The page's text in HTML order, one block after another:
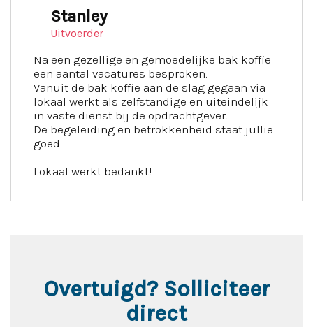
Stanley
Uitvoerder
Na een gezellige en gemoedelijke bak koffie
een aantal vacatures besproken.
Vanuit de bak koffie aan de slag gegaan via
lokaal werkt als zelfstandige en uiteindelijk
in vaste dienst bij de opdrachtgever.
De begeleiding en betrokkenheid staat jullie
goed.
Lokaal werkt bedankt!
Overtuigd? Solliciteer
direct